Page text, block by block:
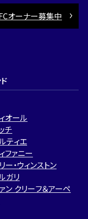
オーナー募集中
オール
チ
ティエ
ファニー
ー・ウィンストン
ガリ
ン クリーフ＆アーペ